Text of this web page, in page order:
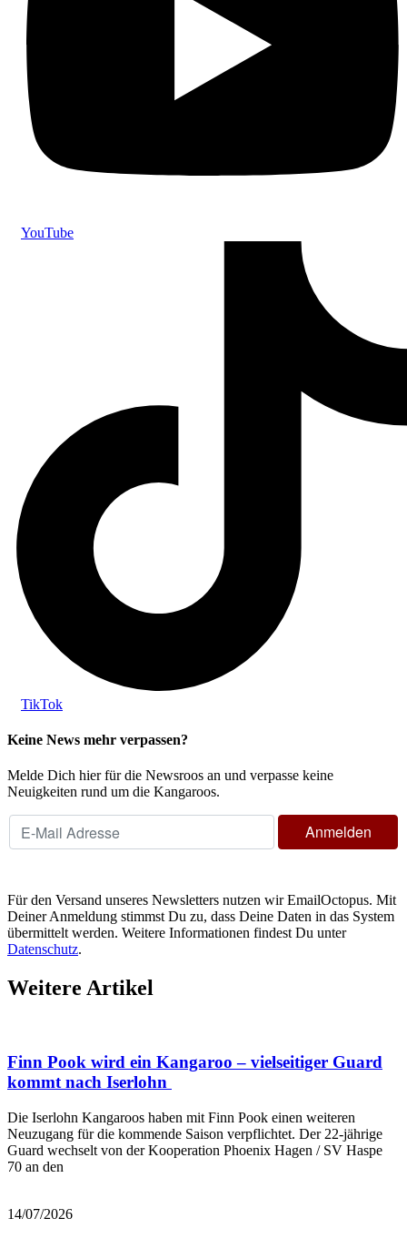
YouTube
TikTok
Keine News mehr verpassen?
Melde Dich hier für die Newsroos an und verpasse keine
Neuigkeiten rund um die Kangaroos.
Für den Versand unseres Newsletters nutzen wir EmailOctopus. Mit
Deiner Anmeldung stimmst Du zu, dass Deine Daten in das System
übermittelt werden. Weitere Informationen findest Du unter
Datenschutz.
Weitere Artikel
Finn Pook wird ein Kangaroo – vielseitiger Guard
kommt nach Iserlohn
Die Iserlohn Kangaroos haben mit Finn Pook einen weiteren
Neuzugang für die kommende Saison verpflichtet. Der 22-jährige
Guard wechselt von der Kooperation Phoenix Hagen / SV Haspe
70 an den
14/07/2026